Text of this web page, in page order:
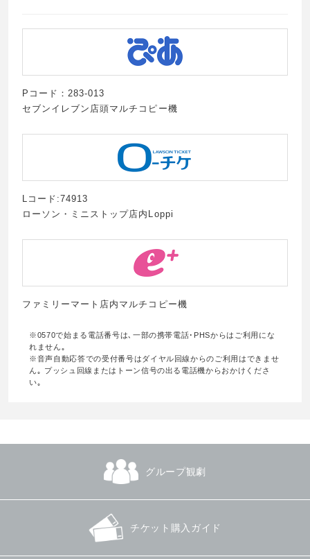
Pコード：283-013
セブンイレブン店頭マルチコピー機
Lコード:74913
ローソン・ミニストップ店内Loppi
ファミリーマート店内マルチコピー機
※0570で始まる電話番号は､一部の携帯電話･PHSからはご利用にな
れません｡
※音声自動応答での受付番号はダイヤル回線からのご利用はできませ
ん｡ プッシュ回線またはトーン信号の出る電話機からおかけくださ
い｡
グループ観劇
チケット購入ガイド